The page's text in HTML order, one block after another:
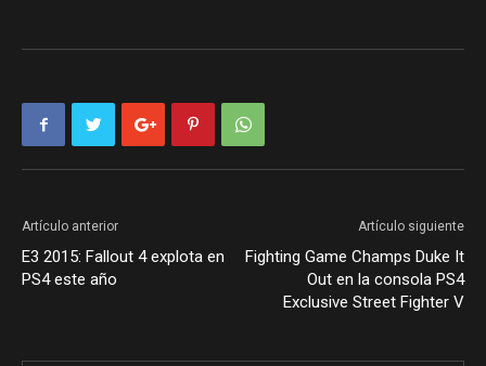
Artículo anterior
E3 2015: Fallout 4 explota en
PS4 este año
Artículo siguiente
Fighting Game Champs Duke It
Out en la consola PS4
Exclusive Street Fighter V